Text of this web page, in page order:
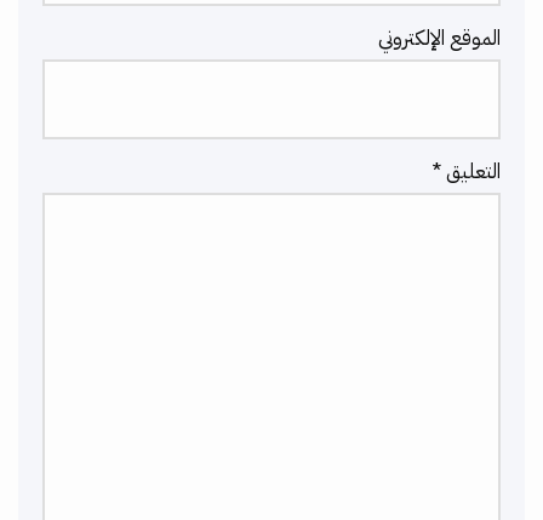
الموقع الإلكتروني
التعليق*